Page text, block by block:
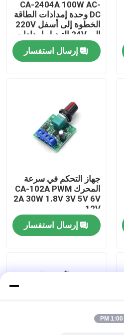
CA-2404A 100W AC-
DC وحدة إمدادات الطاقة
الخطوة إلى أسفل 220V
إلى 24V التبديل إمدادات
الطاقة
إرسال استفسار
جهاز التحكم في سرعة
المحرك CA-102A PWM
2A 30W 1.8V 3V 5V 6V
12V
إرسال استفسار
1:00 PM